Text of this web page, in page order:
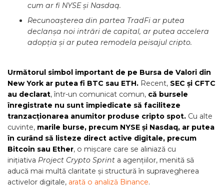
cum ar fi NYSE și Nasdaq.
Recunoașterea din partea TradFi ar putea
declanșa noi intrări de capital, ar putea accelera
adopția și ar putea remodela peisajul cripto.
Următorul simbol important de pe Bursa de Valori din
New York ar putea fi BTC sau ETH. Recent, SEC și CFTC
au declarat, într-un comunicat comun, că bursele
înregistrate nu sunt împiedicate să faciliteze
tranzacționarea anumitor produse cripto spot. Cu alte
cuvinte, marile burse, precum NYSE și Nasdaq, ar putea
în curând să listeze direct active digitale, precum
Bitcoin sau Ether, o mișcare care se aliniază cu
inițiativa Project Crypto Sprint a agențiilor, menită să
aducă mai multă claritate și structură în supravegherea
activelor digitale, arată o analiză Binance.